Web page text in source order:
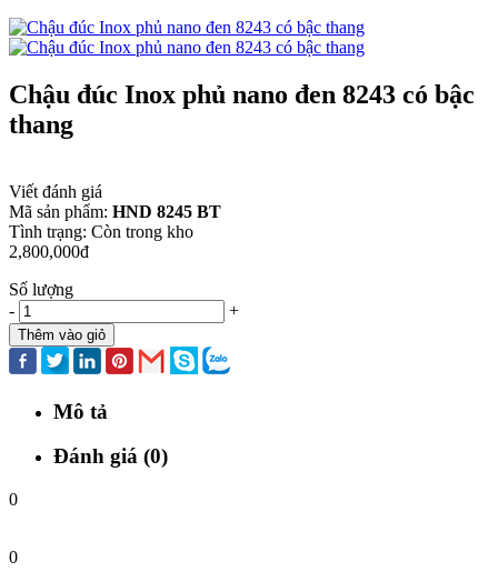
Chậu đúc Inox phủ nano đen 8243 có bậc
thang
Viết đánh giá
Mã sản phẩm: HND 8245 BT
Tình trạng: Còn trong kho
2,800,000đ
Số lượng
-
+
Thêm vào giỏ
Mô tả
Đánh giá (0)
0
0